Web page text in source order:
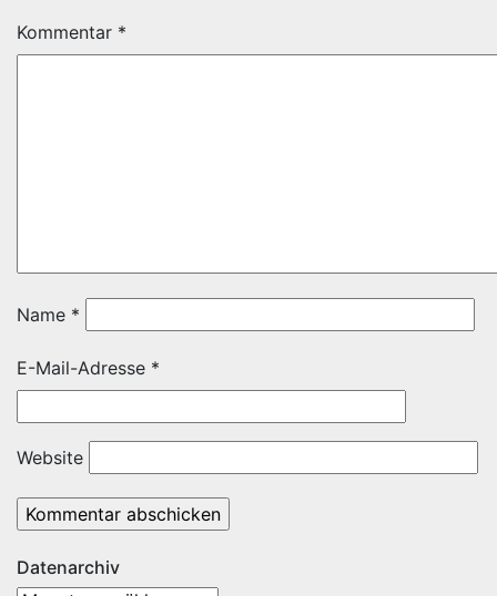
Kommentar *
Name *
E-Mail-Adresse *
Website
Datenarchiv